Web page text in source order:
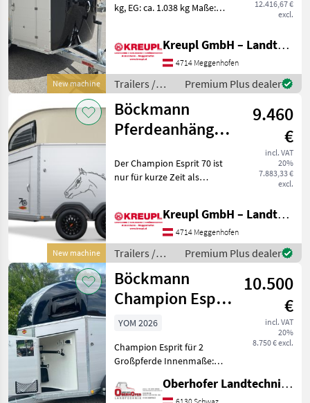
New machine
12.416,67 €
excl.
kg, EG: ca. 1.038 kg Maße:
Farbe: Anthrazit-metallic
Tiefergelegtes WCF-
Fahrwerk mit Rads
Kreupl GmbH – Landtechnik – Schlosserei – Anhänger
4714 Meggenhofen
Trailers /
Böckmann
Premium Plus dealer
New machine
Böckmann
Pferdeanhänger
70 Jahre
9.460
€
incl. VAT
20%
7.883,33 €
excl.
Der Champion Esprit 70 ist
nur für kurze Zeit als
Der Anhänger besticht
durch seinen hochwertigen
Aluminium-Aufba
Kreupl GmbH – Landtechnik – Schlosserei – Anhänger
4714 Meggenhofen
Trailers /
Böckmann
Premium Plus dealer
Böckmann
Champion Esprit
2400kg mit
Schwenktür
10.500
€
incl. VAT
20%
8.750 € excl.
YOM 2026
Champion Esprit für 2
Großpferde Innenmaße:
mm Zulässiges
Oberhofer Landtechnik GmbH